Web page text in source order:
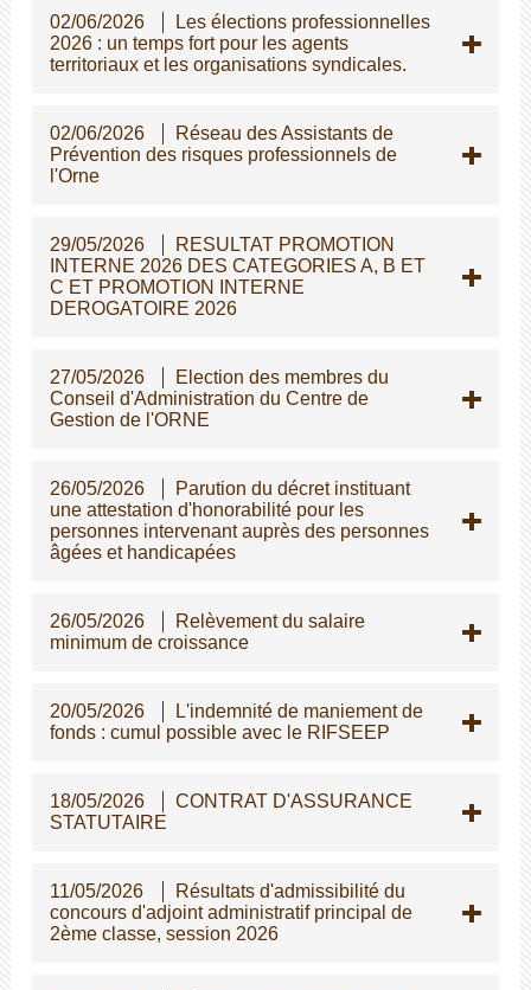
02/06/2026
Les élections professionnelles
2026 : un temps fort pour les agents
territoriaux et les organisations syndicales.
02/06/2026
Réseau des Assistants de
Prévention des risques professionnels de
l'Orne
29/05/2026
RESULTAT PROMOTION
INTERNE 2026 DES CATEGORIES A, B ET
C ET PROMOTION INTERNE
DEROGATOIRE 2026
27/05/2026
Election des membres du
Conseil d'Administration du Centre de
Gestion de l'ORNE
26/05/2026
Parution du décret instituant
une attestation d'honorabilité pour les
personnes intervenant auprès des personnes
gées et handicapées
26/05/2026
Relèvement du salaire
minimum de croissance
20/05/2026
L'indemnité de maniement de
fonds : cumul possible avec le RIFSEEP
18/05/2026
CONTRAT D'ASSURANCE
STATUTAIRE
11/05/2026
Résultats d'admissibilité du
concours d'adjoint administratif principal de
2ème classe, session 2026